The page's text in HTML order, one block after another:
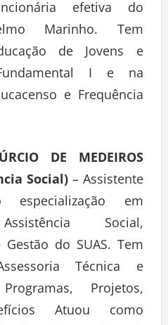
efetiva do
Marinho. Tem
de Jovens e
I e na
e Frequência
DE MEDEIROS
Social)– Assistente
especialização em
Social,
do SUAS. Tem
Técnica e
Projetos,
Atuou como